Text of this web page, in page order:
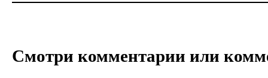
Смотри комментарии или